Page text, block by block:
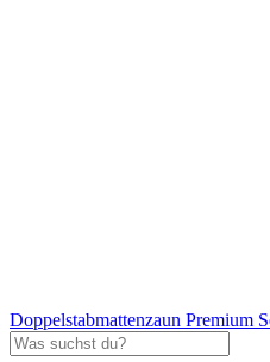
Doppelstabmattenzaun Premium